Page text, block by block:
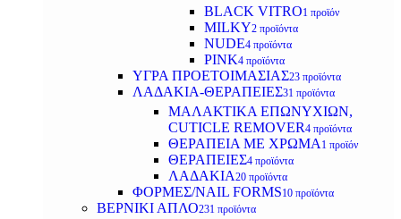
BLACK VITRO1 προϊόν
MILKY2 προϊόντα
NUDE4 προϊόντα
PINK4 προϊόντα
ΥΓΡΑ ΠΡΟΕΤΟΙΜΑΣΙΑΣ23 προϊόντα
ΛΑΔΑΚΙΑ-ΘΕΡΑΠΕΙΕΣ31 προϊόντα
ΜΑΛΑΚΤΙΚΑ ΕΠΩΝΥΧΙΩΝ,
CUTICLE REMOVER4 προϊόντα
ΘΕΡΑΠΕΙΑ ΜΕ ΧΡΩΜΑ 1 προϊόν
ΘΕΡΑΠΕΙΕΣ4 προϊόντα
ΛΑΔΑΚΙΑ20 προϊόντα
ΦΟΡΜΕΣ/NAIL FORMS10 προϊόντα
ΒΕΡΝΙΚΙ ΑΠΛΟ231 προϊόντα